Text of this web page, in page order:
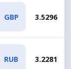
GBP 3.5296
RUB 3.2281